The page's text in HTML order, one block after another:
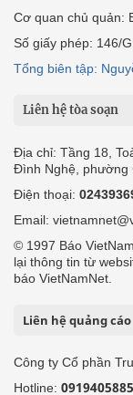
Cơ quan chủ quản:
Số giấy phép: 146/
Tổng biên tập:
Liên hệ tòa soạn
Địa chỉ: Tầng 18,
Đình Nghệ, phường
Điện thoại:
Email:
© 1997 Báo
lại thông tin từ
báo VietNamNet.
Liên hệ quảng cáo
Công ty Cổ phần
Hotline: